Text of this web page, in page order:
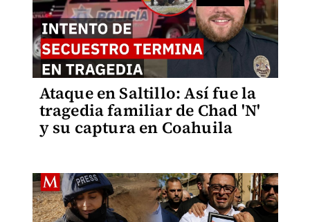
Ataque en Saltillo: Así fue la
tragedia familiar de Chad 'N'
y su captura en Coahuila